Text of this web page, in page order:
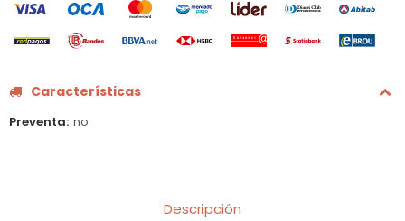
Características
Preventa no
Descripción